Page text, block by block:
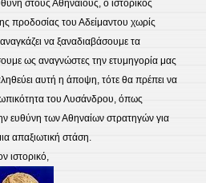
στους Αθηναίους, ο ιστορικός
προδοσίας του Αδείμαντου χωρίς
να ξαναδιαβάσουμε τα
ως αναγνώστες την ετυμηγορία μας
αυτή η άποψη, τότε θα πρέπει να
του Λυσάνδρου, όπως
ευθύνη των Αθηναίων στρατηγών για
απαξιωτική στάση.
ιστορικό,